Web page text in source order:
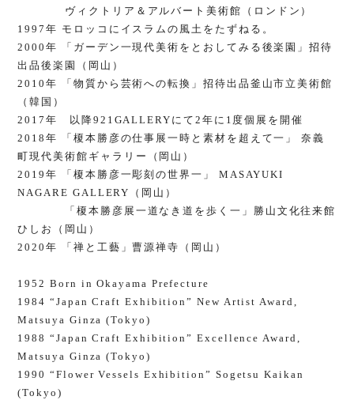
ヴィクトリア＆アルバート美術館（ロンドン）
1997年 モロッコにイスラムの風土をたずねる。
2000年 「ガーデン一現代美術をとおしてみる後楽園」招待
出品後楽園（岡山）
2010年 「物質から芸術への転換」招待出品釜山市立美術館
（韓国）
2017年 以降921GALLERYにて2年に1度個展を開催
2018年 「榎本勝彦の仕事展一時と素材を超えて一」 奈義
町現代美術館ギャラリー（岡山）
2019年 「榎本勝彦一彫刻の世界一」 MASAYUKI
NAGARE GALLERY（岡山）
「榎本勝彦展一道なき道を歩く一」勝山文化往来館
ひしお（岡山）
2020年 「禅と工藝」曹源禅寺（岡山）
1952 Born in Okayama Prefecture
1984 “Japan Craft Exhibition” New Artist Award,
Matsuya Ginza (Tokyo)
1988 “Japan Craft Exhibition” Excellence Award,
Matsuya Ginza (Tokyo)
1990 “Flower Vessels Exhibition” Sogetsu Kaikan
(Tokyo)